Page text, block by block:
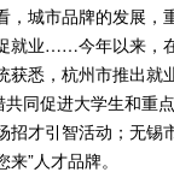
，城市品牌的发展，
业……今年以来，在
获悉，杭州市推出就
共同促进大学生和重
招才引智活动；无锡
”人才品牌。